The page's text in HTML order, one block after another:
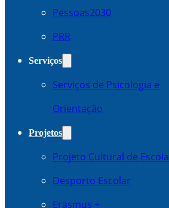
Pessoas2030
PRR
Serviços
Serviços de Psicologia e
Orientação
Projetos
Projeto Cultural de Escola
Desporto Escolar
Erasmus +